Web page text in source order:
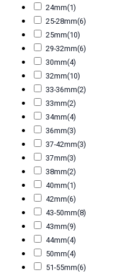
24mm(1)
25-28mm(6)
25mm(10)
29-32mm(6)
30mm(4)
32mm(10)
33-36mm(2)
33mm(2)
34mm(4)
36mm(3)
37-42mm(3)
37mm(3)
38mm(2)
40mm(1)
42mm(6)
43-50mm(8)
43mm(9)
44mm(4)
50mm(4)
51-55mm(6)